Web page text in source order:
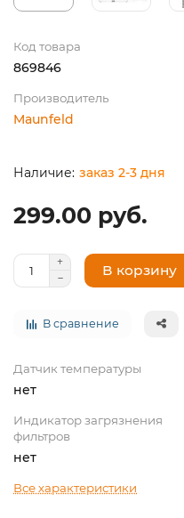
Код товара
869846
Производитель
Maunfeld
заказ 2-3 дня
299.00 руб.
В корзину
В сравнение
Датчик температуры
нет
Индикатор загрязнения
фильтров
нет
Все характеристики